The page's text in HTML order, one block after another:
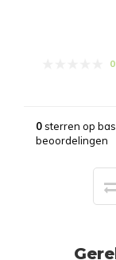
0
0sterren op
beoordelingen